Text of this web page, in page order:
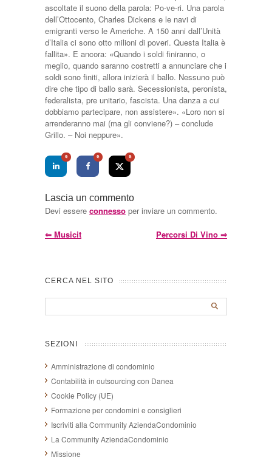
ascoltate il suono della parola: Po-ve-ri. Una parola
dell’Ottocento, Charles Dickens e le navi di
emigranti verso le Americhe. A 150 anni dall’Unità
d’Italia ci sono otto milioni di poveri. Questa Italia è
fallita». E ancora: «Quando i soldi finiranno, o
meglio, quando saranno costretti a annunciare che i
soldi sono finiti, allora inizierà il ballo. Nessuno può
dire che tipo di ballo sarà. Secessionista, peronista,
federalista, pre unitario, fascista. Una danza a cui
dobbiamo partecipare, non assistere». «Loro non si
arrenderanno mai (ma gli conviene?) – conclude
Grillo. – Noi neppure».
0 0 0
Lascia un commento
Devi essere connesso per inviare un commento.
⇐ Musicit Percorsi Di Vino ⇒
CERCA NEL SITO
SEZIONI
Amministrazione di condominio
Contabilità in outsourcing con Danea
Cookie Policy (UE)
Formazione per condomini e consiglieri
Iscriviti alla Community AziendaCondominio
La Community AziendaCondominio
Missione